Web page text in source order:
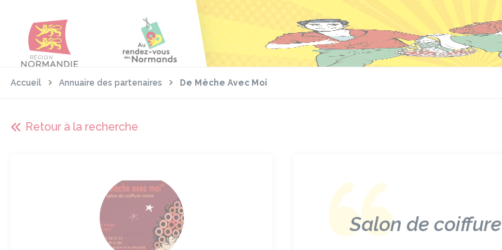
contenu
principal
page
Accueil Annuaire des partenaires De Mèche Avec Moi
Retour à la recherche
Salon de coiffure